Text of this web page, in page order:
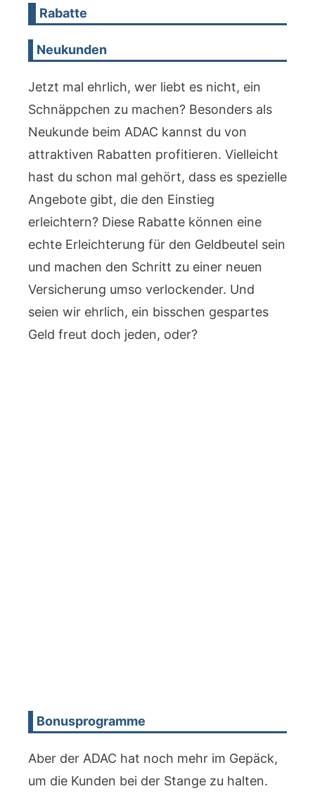
Rabatte
Neukunden
Jetzt mal ehrlich, wer liebt es nicht, ein
Schnäppchen zu machen? Besonders als
Neukunde beim ADAC kannst du von
attraktiven Rabatten profitieren. Vielleicht
hast du schon mal gehört, dass es spezielle
Angebote gibt, die den Einstieg
erleichtern? Diese Rabatte können eine
echte Erleichterung für den Geldbeutel sein
und machen den Schritt zu einer neuen
Versicherung umso verlockender. Und
seien wir ehrlich, ein bisschen gespartes
Geld freut doch jeden, oder?
Bonusprogramme
Aber der ADAC hat noch mehr im Gepäck,
um die Kunden bei der Stange zu halten.